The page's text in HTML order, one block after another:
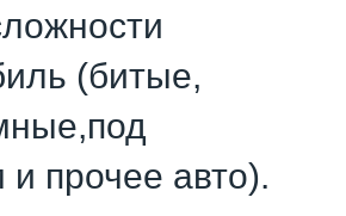
(битые,
и прочее авто).